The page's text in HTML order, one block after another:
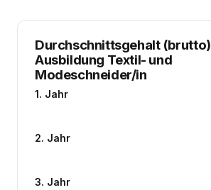
Durchschnittsgehalt (brutto)
Ausbildung Textil- und
Modeschneider/in
1. Jahr
2. Jahr
3. Jahr